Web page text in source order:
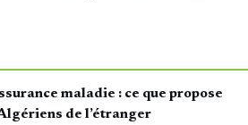
maladie : ce que propose
de l’étranger